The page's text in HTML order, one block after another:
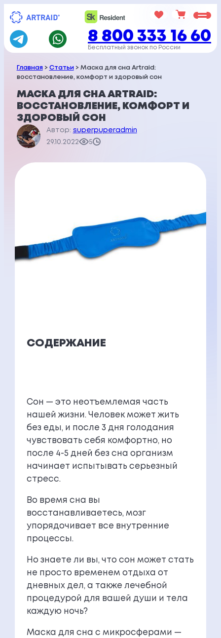
Перейти
содержимому
8 800 333 16 60
Бесплатный звонок по России
Главная> Статьи> Маска для сна Artraid:
восстановление, комфорт и здоровый сон
МАСКА ДЛЯ СНА ARTRAID:
ВОССТАНОВЛЕНИЕ, КОМФОРТ И
ЗДОРОВЫЙ СОН
Автор: superpuperadmin
29.10.2022 5
СОДЕРЖАНИЕ
Сон — это неотъемлемая часть
нашей жизни. Человек может жить
без еды, и после 3 дня голодания
чувствовать себя комфортно, но
после 4-5 дней без сна организм
начинает испытывать серьезный
стресс.
Во время сна вы
восстанавливаетесь, мозг
упорядочивает все внутренние
процессы.
Но знаете ли вы, что сон может стать
не просто временем отдыха от
дневных дел, а также лечебной
процедурой для вашей души и тела
каждую ночь?
Маска для сна с микросферами —